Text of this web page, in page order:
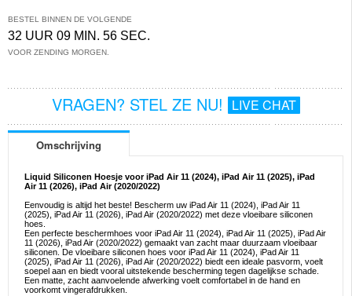
BESTEL BINNEN DE VOLGENDE
32 UUR 09 MIN. 55 SEC.
VOOR ZENDING MORGEN.
VRAGEN? STEL ZE NU! LIVE CHAT
Omschrijving
Liquid Siliconen Hoesje voor iPad Air 11 (2024), iPad Air 11 (2025), iPad
Air 11 (2026), iPad Air (2020/2022)
Eenvoudig is altijd het beste! Bescherm uw iPad Air 11 (2024), iPad Air 11
(2025), iPad Air 11 (2026), iPad Air (2020/2022) met deze vloeibare siliconen
hoes.
Een perfecte beschermhoes voor iPad Air 11 (2024), iPad Air 11 (2025), iPad Air
11 (2026), iPad Air (2020/2022) gemaakt van zacht maar duurzaam vloeibaar
siliconen. De vloeibare siliconen hoes voor iPad Air 11 (2024), iPad Air 11
(2025), iPad Air 11 (2026), iPad Air (2020/2022) biedt een ideale pasvorm, voelt
soepel aan en biedt vooral uitstekende bescherming tegen dagelijkse schade.
Een matte, zacht aanvoelende afwerking voelt comfortabel in de hand en
voorkomt vingerafdrukken.